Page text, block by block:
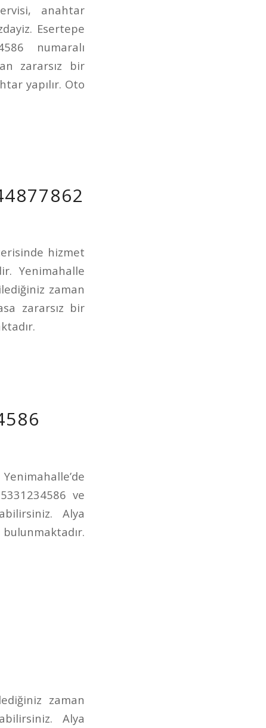
anahtar
Esertepe
numaralı
zararsız bir
yapılır. Oto
hizmet
Yenimahalle
zaman
zararsız bir
ve
Alya
zaman
Alya